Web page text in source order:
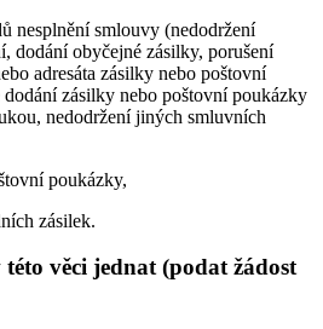
nesplnění smlouvy (nedodržení
dodání obyčejné zásilky, porušení
adresáta zásilky nebo poštovní
dodání zásilky nebo poštovní poukázky
nedodržení jiných smluvních
poukázky,
zásilek.
věci jednat (podat žádost